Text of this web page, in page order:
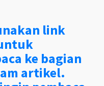
link
ke bagian
artikel.